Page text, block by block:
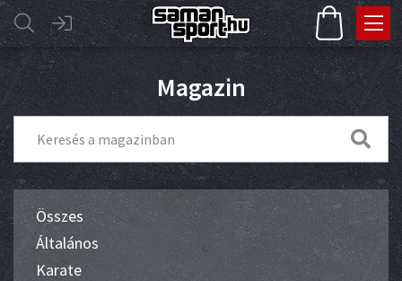
Magazin
Összes
Általános
Karate